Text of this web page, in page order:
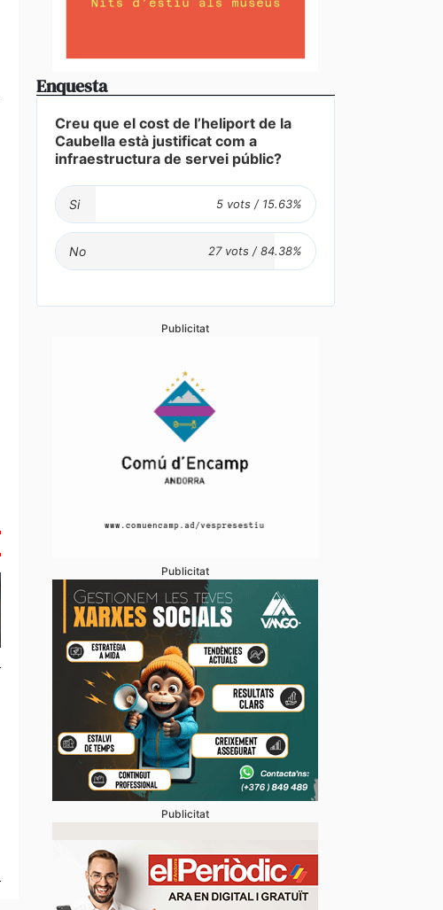
[Amb vídeos] L’arribada d’una esperada i intensa
acompanyada de calamarsa no dona treva
Enquesta
Creu que el cost de l’heliport de la
Caubella està justificat com a
infraestructura de servei públic?
Si
No
Publicitat
Publicitat
Publicitat